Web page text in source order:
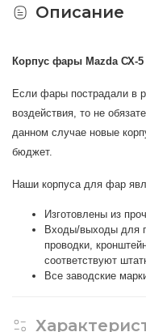
Описание
Корпус фары Mazda СХ-5
Если фары пострадали в
воздействия, то не
данном случае новые
бюджет.
Наши корпуса для фар
Изготовлены из
Входы/выходы для
проводки,
соответствуют
Все заводские